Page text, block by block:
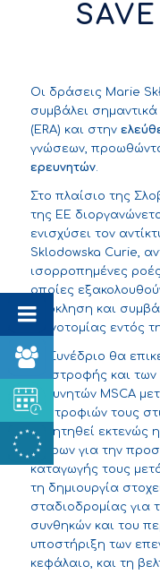
Οι δράσεις Marie
συμβάλει
(ERA) και στην
γνώσεων,
ερευνητών.
Στο πλαίσιο της
της ΕΕ
ενισχύσει τον
Sklodowska Curie,
ισορροπημένες
οποίες
πρόκληση και
καινοτομίας εντός
Το Συνέδριο θα
επιστροφής και
ερευνητών MSCA
υποτροφιών τους
συζητηθεί εκτενώς
μέτρων για την
καταγωγής τους
τη δημιουργία
σταδιοδρομίας για
συνθηκών και του
υποστήριξη των
κεφάλαιο, και τη